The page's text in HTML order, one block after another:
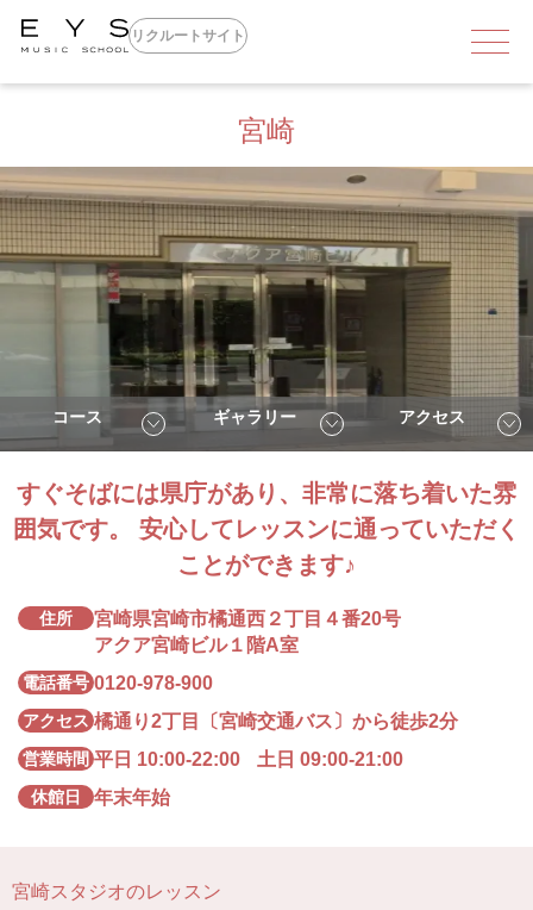
リクルートサイト
メッセージ
EYSで働くメリット
MSLとは
募集要項
独立支援
ミュージックスタイリスト インタビュー
トップページ
宮崎
コース ギャラリー アクセス
すぐそばには県庁があり、非常に落ち着いた雰
囲気です。 安心してレッスンに通っていただく
ことができます♪
住所
宮崎県宮崎市橘通西２丁目４番20号
アクア宮崎ビル１階A室
電話番号 0120-978-900
アクセス 橘通り2丁目〔宮崎交通バス〕から徒歩2分
営業時間 平日 10:00-22:00 土日 09:00-21:00
休館日 年末年始
宮崎スタジオのレッスン